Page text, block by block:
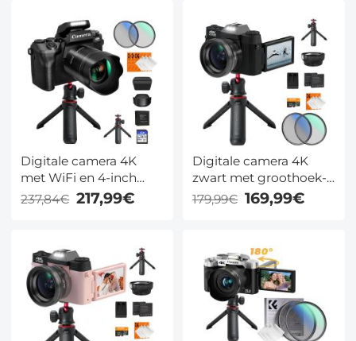
Digitale camera 4K
met WiFi en 4-inch
touchscreen – 56MP,
Black Mist & CPL filter,
dual lens – Kentfaith
237,84€ 217,99€
Digitale camera 4K
zwart met groothoek-
en macrolens – 48MP,
WiFi, 180° scherm,
& statief – Kentfaith
179,99€ 169,99€